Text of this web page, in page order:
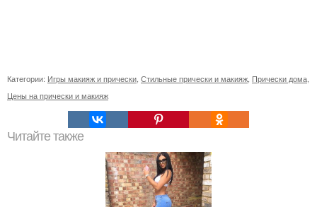
Категории: Игры макияж и прически Стильные прически и макияж Прически дома
Цены на прически и макияж
Читайте также